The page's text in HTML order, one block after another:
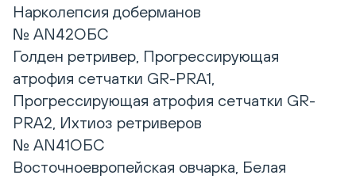
Нарколепсия доберманов
№ AN42ОБС
Голден ретривер, Прогрессирующая
атрофия сетчатки GR-PRA1,
Прогрессирующая атрофия сетчатки GR-
PRA2, Ихтиоз ретриверов
№ AN41ОБС
Восточноевропейская овчарка, Белая